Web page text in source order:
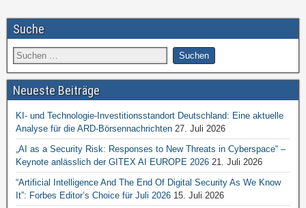
Suche
Neueste Beiträge
KI- und Technologie-Investitionsstandort Deutschland: Eine aktuelle
Analyse für die ARD-Börsennachrichten 27. Juli 2026
„AI as a Security Risk: Responses to New Threats in Cyberspace“ –
Keynote anlässlich der GITEX AI EUROPE 2026 21. Juli 2026
“Artificial Intelligence And The End Of Digital Security As We Know
It”: Forbes Editor’s Choice für Juli 2026 15. Juli 2026